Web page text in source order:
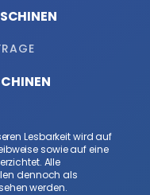
Lesbarkeit wird auf
sowie auf eine
Alle
dennoch als
werden.